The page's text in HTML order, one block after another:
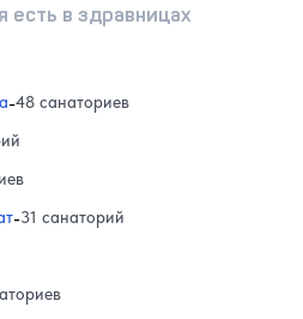
есть в здравницах
-48 санаториев
-31 санаторий